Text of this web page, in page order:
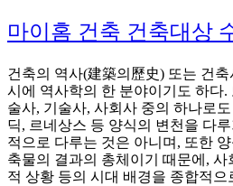
마이홈 건축 건축대상
건축의 역사(建築의歷史) 또는 건
시에 역사학의 한 분야이기도 하다.
술사, 기술사, 사회사 중의 하나로
딕, 르네상스 등 양식의 변천을 다
적으로 다루는 것은 아니며, 또한
축물의 결과의 총체이기 때문에,
적 상황 등의 시대 배경을 종합적으